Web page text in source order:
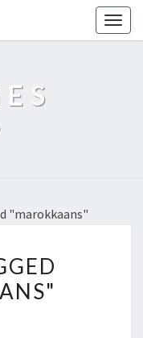
"marokkaans"